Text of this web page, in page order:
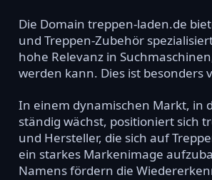
Die Domain treppen-laden.de
und Treppen-Zubehör
hohe Relevanz in
werden kann. Dies ist besonders
In einem dynamischen Markt, in
ständig wächst, positioniert sich
und Hersteller, die sich auf
ein starkes Markenimage
Namens fördern die